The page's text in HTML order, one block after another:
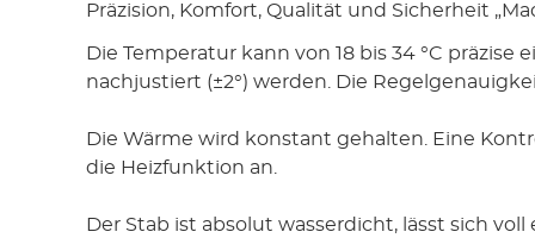
Präzision, Komfort, Qualität und Sicherheit
Die Temperatur kann von 18 bis 34 °C präzise
nachjustiert (±2°) werden. Die
Die Wärme wird konstant gehalten. Eine
die Heizfunktion an.
Der Stab ist absolut wasserdicht, lässt sich